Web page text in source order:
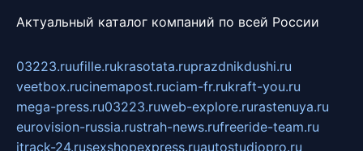
Актуальный каталог компаний по всей России
03223.ruufille.rukrasotata.ruprazdnikdushi.ru
veetbox.rucinemapost.ruciam-fr.rukraft-you.ru
mega-press.ru03223.ruweb-explore.rurastenuya.ru
eurovision-russia.rustrah-news.rufreeride-team.ru
itrack-24.rusexshopexpress.ruautostudiopro.ru